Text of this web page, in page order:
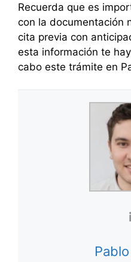
Recuerda que es
con la documentación
cita previa con
esta información te
cabo este trámite en